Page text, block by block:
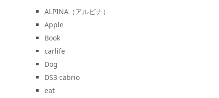
ALPINA（アルピナ）
Apple
Book
carlife
Dog
DS3 cabrio
eat